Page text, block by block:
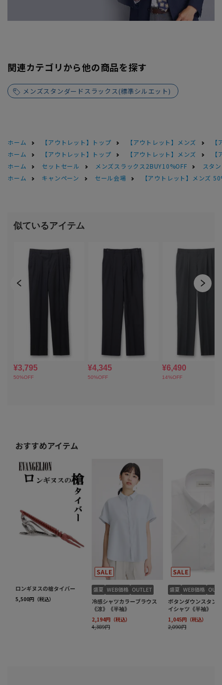
関連カテゴリから他の商品を探す
メンズスタンダードスラックス(標準シルエット)
ホーム 【アウトレット】トップ 【アウトレット】メンズ
ホーム
【アウトレット】トップ 【アウトレット】メンズ
ホーム
セットセール メンズスラックス2BUY10%OFF
スタ
ホーム
キャンペーン セール会場 【アウトレット】メンズ